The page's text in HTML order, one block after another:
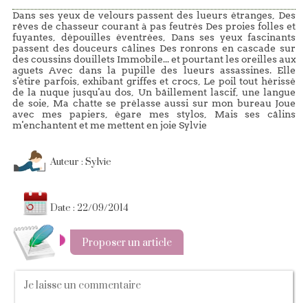
Dans ses yeux de velours passent des lueurs étranges, Des
rêves de chasseur courant à pas feutrés Des proies folles et
fuyantes, dépouilles éventrées, Dans ses yeux fascinants
passent des douceurs câlines Des ronrons en cascade sur
des coussins douillets Immobile... et pourtant les oreilles aux
aguets Avec dans la pupille des lueurs assassines. Elle
s'étire parfois, exhibant griffes et crocs, Le poil tout hérissé
de la nuque jusqu'au dos, Un bâillement lascif, une langue
de soie, Ma chatte se prélasse aussi sur mon bureau Joue
avec mes papiers, égare mes stylos, Mais ses câlins
m'enchantent et me mettent en joie Sylvie
Auteur : Sylvie
Date : 22/09/2014
Proposer un article